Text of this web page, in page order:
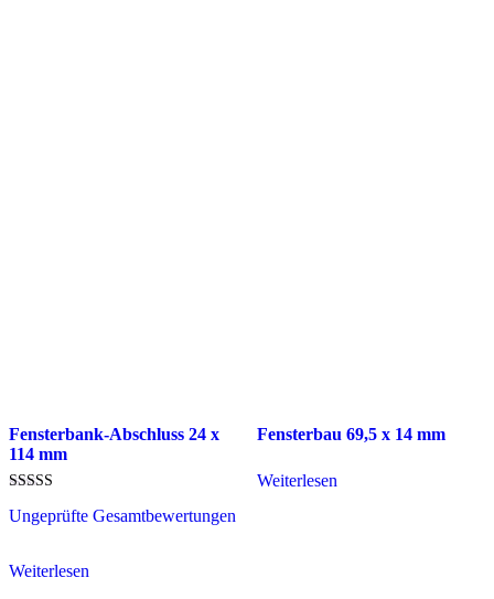
Fensterbank-Abschluss 24 x
114 mm
5.00
Ungeprüfte Gesamtbewertungen
Weiterlesen
Fensterbau 69,5 x 14 mm
Weiterlesen